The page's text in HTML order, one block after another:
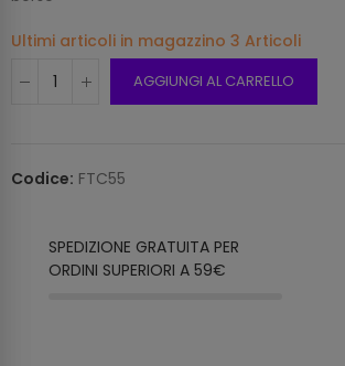
Ultimi articoli in magazzino 3 Articoli
AGGIUNGI AL CARRELLO
Codice: FTC55
SPEDIZIONE GRATUITA PER
ORDINI SUPERIORI A 59€